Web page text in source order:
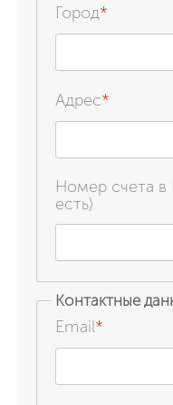
Город*
Адрес*
Номер счета
есть)
Контактные
Email*